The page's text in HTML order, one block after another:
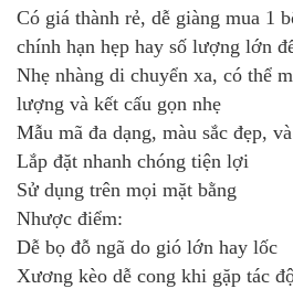
Có giá thành rẻ, dễ giàng mua 1
chính hạn hẹp hay số lượng lớn
Nhẹ nhàng di chuyển xa, có thể
lượng và kết cấu gọn nhẹ
Mẫu mã đa dạng, màu sắc đẹp,
Lắp đặt nhanh chóng tiện lợi
Sử dụng trên mọi mặt bằng
Nhược điểm:
Dễ bọ đỗ ngã do gió lớn hay lốc
Xương kèo dễ cong khi gặp tác